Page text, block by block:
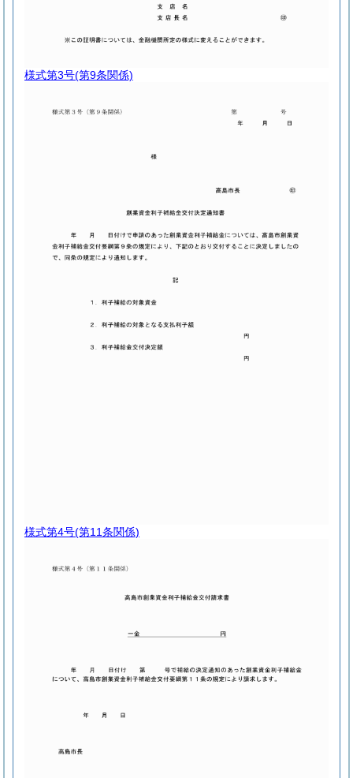
様式第3号(第9条関係)
様式第4号(第11条関係)